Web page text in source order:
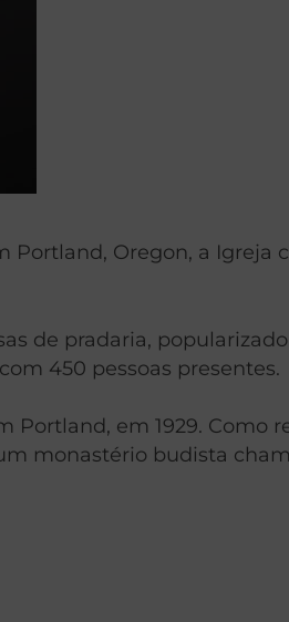
Portland, Oregon, a Igreja
de pradaria,
450 pessoas presentes.
em 1929. Como
monastério budista